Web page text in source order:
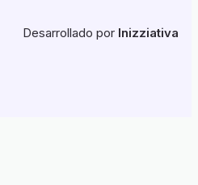
Desarrollado por Inizziativa